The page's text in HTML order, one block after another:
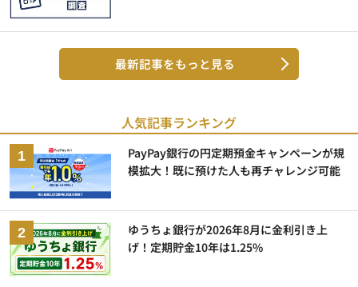
最新記事をもっと見る
人気記事ランキング
PayPay銀行の円定期預金キャンペーンが規
模拡大！既に預けた人も再チャレンジ可能
ゆうちょ銀行が2026年8月に金利引き上
げ！定期貯金10年は1.25%